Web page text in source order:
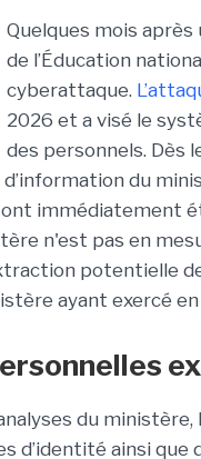
Quelques mois
de l’Éducation
cyberattaque.
2026 et a visé le
des personnels. Dès
du
immédiatement
n'est pas en
potentielle
ayant exercé
du
d’identité ainsi